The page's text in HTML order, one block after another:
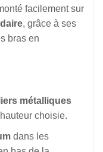
facilement sur
, grâce à ses
bras en
métalliques
choisie.
dans les